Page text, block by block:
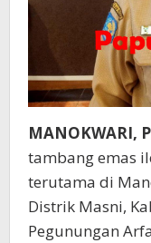
MANOKWARI,
tambang emas
terutama di
Distrik Masni,
Pegunungan